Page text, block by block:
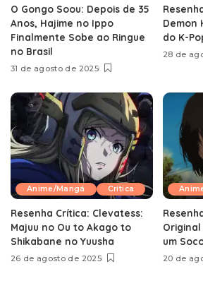
O Gongo Soou: Depois de 35
Anos, Hajime no Ippo
Finalmente Sobe ao Ringue
no Brasil
31 de agosto de 2025
Demon
do K-
28 de
Anime/Mangá Crítica
Resenha Crítica: Clevatess:
Majuu no Ou to Akago to
Shikabane no Yuusha
26 de agosto de 2025
um
20 de